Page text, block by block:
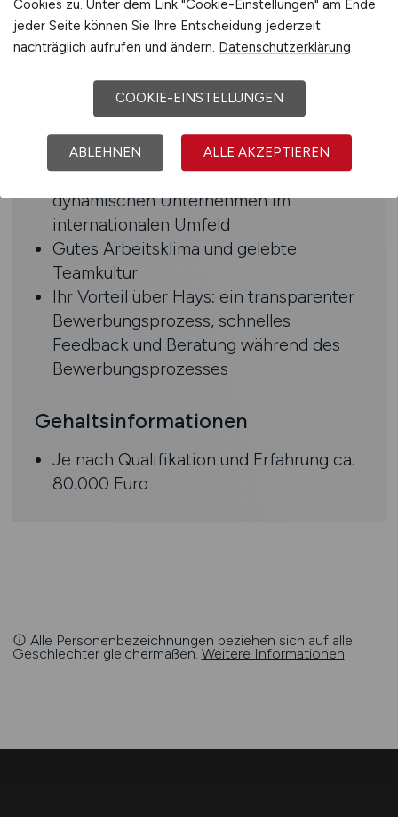
Englischkenntnisse in Wort und Schrift
Strukturierte, analytische und
eigenverantwortliche Arbeitsweise
Benefits
Abwechslungsreiche und
verantwortungsvolle Aufgaben in einem
dynamischen Unternehmen im
internationalen Umfeld
Gutes Arbeitsklima und gelebte
Teamkultur
Ihr Vorteil über Hays: ein transparenter
Bewerbungsprozess, schnelles
Feedback und Beratung während des
Bewerbungsprozesses
Gehaltsinformationen
Je nach Qualifikation und Erfahrung ca.
80.000 Euro
Alle Personenbezeichnungen beziehen sich auf alle
Geschlechter gleichermaßen. Weitere Informationen.
Cookies zu. Unter dem Link "Cookie-Einstellungen" am Ende
jeder Seite können Sie Ihre Entscheidung jederzeit
nachträglich aufrufen und ändern. Datenschutzerklärung
COOKIE-EINSTELLUNGEN
ABLEHNEN ALLE AKZEPTIEREN